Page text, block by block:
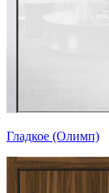
Гладкое (Олимп)